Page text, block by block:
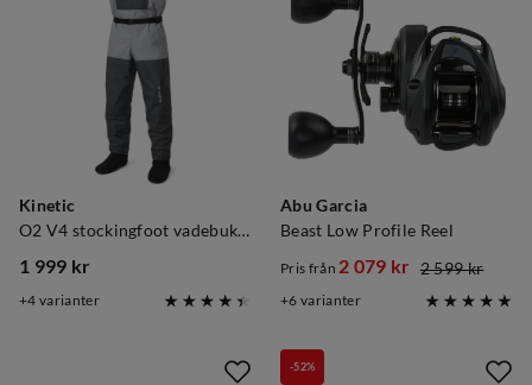
Kinetic
O2 V4 stockingfoot vadebukse Light Grey/Grey
price
1 999 kr
4 varianter
Abu Garcia
Beast Low Profile Reel
discounted
Pris från 2 079 kr
original
2 599 kr
6 varianter
-52%